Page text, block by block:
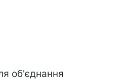
об'єднання